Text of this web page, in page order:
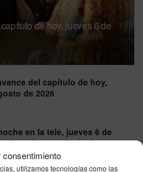
utilizamos tecnologías como las
de hoy, jueves 6 de
del capítulo de hoy,
de 2026
en la tele, jueves 6 de
la guía para elegir sin